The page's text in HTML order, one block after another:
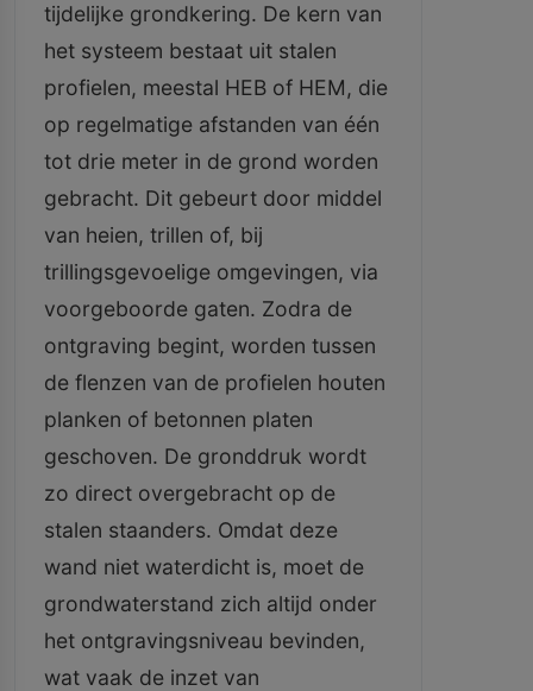
tijdelijke grondkering. De kern van
het systeem bestaat uit stalen
profielen, meestal HEB of HEM, die
op regelmatige afstanden van één
tot drie meter in de grond worden
gebracht. Dit gebeurt door middel
van heien, trillen of, bij
trillingsgevoelige omgevingen, via
voorgeboorde gaten. Zodra de
ontgraving begint, worden tussen
de flenzen van de profielen houten
planken of betonnen platen
geschoven. De gronddruk wordt
zo direct overgebracht op de
stalen staanders. Omdat deze
wand niet waterdicht is, moet de
grondwaterstand zich altijd onder
het ontgravingsniveau bevinden,
wat vaak de inzet van